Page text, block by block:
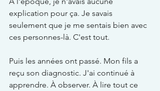
explication pour ça. Je savais
seulement que je me sentais bien avec
ces personnes-là. C'est tout.
Puis les années ont passé. Mon fils a
reçu son diagnostic. J'ai continué à
apprendre. À observer. À lire tout ce